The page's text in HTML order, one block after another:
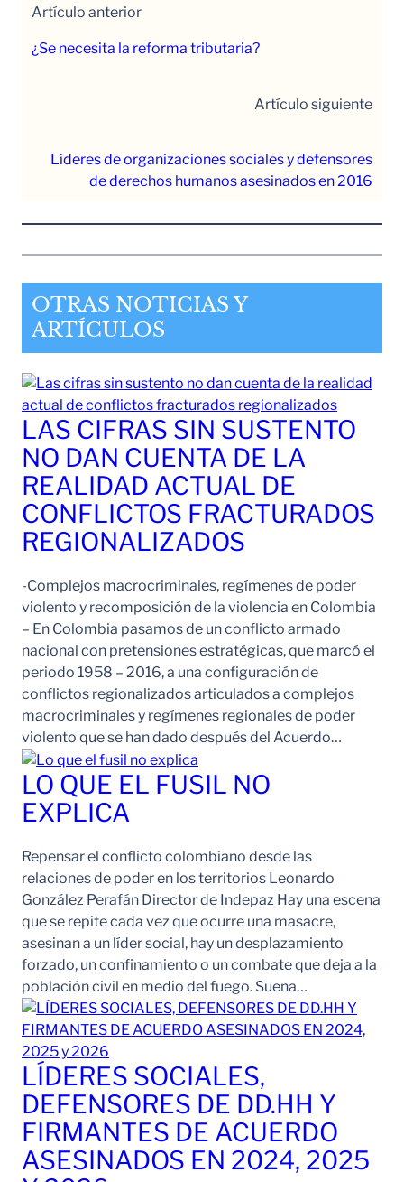
Artículo anterior
¿Se necesita la reforma tributaria?
Artículo siguiente
Líderes de organizaciones sociales y defensores
de derechos humanos asesinados en 2016
OTRAS NOTICIAS Y
ARTÍCULOS
LAS CIFRAS SIN SUSTENTO
NO DAN CUENTA DE LA
REALIDAD ACTUAL DE
CONFLICTOS FRACTURADOS
REGIONALIZADOS
-Complejos macrocriminales, regímenes de poder
violento y recomposición de la violencia en Colombia
– En Colombia pasamos de un conflicto armado
nacional con pretensiones estratégicas, que marcó el
periodo 1958 – 2016, a una configuración de
conflictos regionalizados articulados a complejos
macrocriminales y regímenes regionales de poder
violento que se han dado después del Acuerdo…
LO QUE EL FUSIL NO
EXPLICA
Repensar el conflicto colombiano desde las
relaciones de poder en los territorios Leonardo
González Perafán Director de Indepaz Hay una escena
que se repite cada vez que ocurre una masacre,
asesinan a un líder social, hay un desplazamiento
forzado, un confinamiento o un combate que deja a la
población civil en medio del fuego. Suena…
LÍDERES SOCIALES,
DEFENSORES DE DD.HH Y
FIRMANTES DE ACUERDO
ASESINADOS EN 2024, 2025